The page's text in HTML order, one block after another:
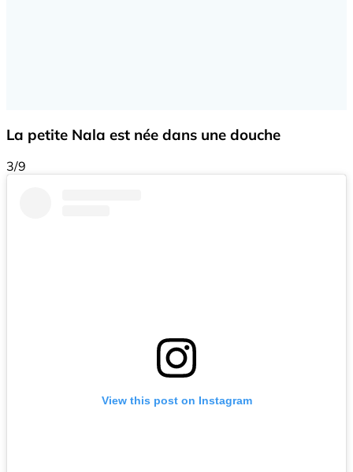
La petite Nala est née dans une douche
3/9
View this post on Instagram